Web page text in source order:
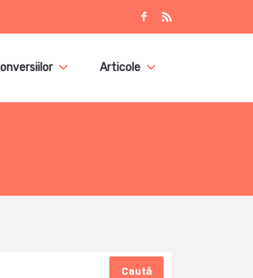
Articole
Caută